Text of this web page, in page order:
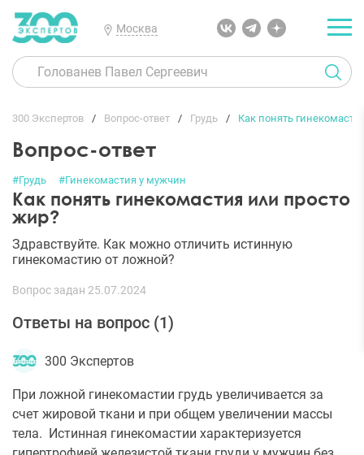
Москва
300 Экспертов Вопрос-ответ Грудь Как понять
Вопрос-ответ
#Грудь #Гинекомастия у мужчин
Как понять гинекомастия или просто
жир?
Здравствуйте. Как можно отличить истинную
гинекомастию от ложной?
Вопрос задан 25.07.2024
Ответы на вопрос (1)
300 Экспертов
При ложной гинекомастии грудь увеличивается за
счет жировой ткани и при общем увеличении массы
тела. Истинная гинекомастии характеризуется